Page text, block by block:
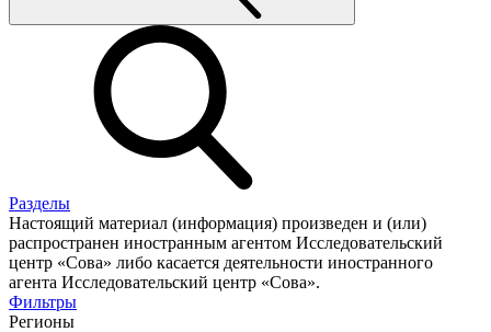
Разделы
Настоящий материал (информация) произведен и (или)
распространен иностранным агентом Исследовательский
центр «Сова» либо касается деятельности иностранного
агента Исследовательский центр «Сова».
Фильтры
Регионы